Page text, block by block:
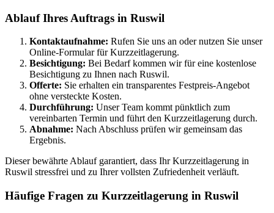
Ablauf Ihres Auftrags in Ruswil
Kontaktaufnahme: Rufen Sie uns an oder nutzen Sie unser
Online-Formular für Kurzzeitlagerung.
Besichtigung: Bei Bedarf kommen wir für eine kostenlose
Besichtigung zu Ihnen nach Ruswil.
Offerte: Sie erhalten ein transparentes Festpreis-Angebot
ohne versteckte Kosten.
Durchführung: Unser Team kommt pünktlich zum
vereinbarten Termin und führt den Kurzzeitlagerung durch.
Abnahme: Nach Abschluss prüfen wir gemeinsam das
Ergebnis.
Dieser bewährte Ablauf garantiert, dass Ihr Kurzzeitlagerung in
Ruswil stressfrei und zu Ihrer vollsten Zufriedenheit verläuft.
Häufige Fragen zu Kurzzeitlagerung in Ruswil